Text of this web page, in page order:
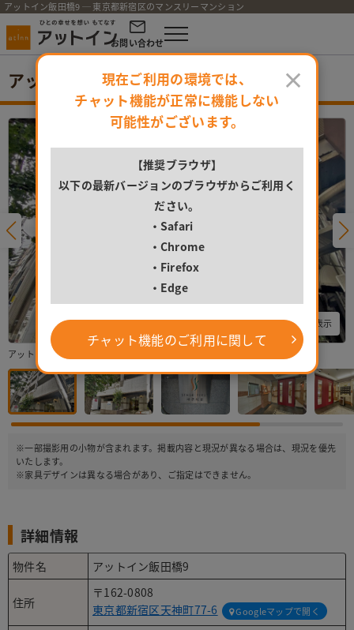
アットイン飯田橋9 ─ 東京都新宿区のマンスリーマンション
お問い合わせ
アットイン飯田橋9
すべての写真を表示
アットイン飯田橋9 【ステージファースト神楽坂Ⅱ】
※一部撮影用の小物が含まれます。掲載内容と現況が異なる場合は、現況を優先
いたします。
※家具デザインは異なる場合があり、ご指定はできません。
詳細情報
物件名 アットイン飯田橋9
住所
〒162-0808
東京都新宿区天神町77-6
Googleマップで開く
×
現在ご利用の環境では、
チャット機能が正常に機能しない
可能性がございます。
【推奨ブラウザ】
以下の最新バージョンのブラウザからご利用く
ださい。
・Safari
・Chrome
・Firefox
・Edge
チャット機能のご利用に関して